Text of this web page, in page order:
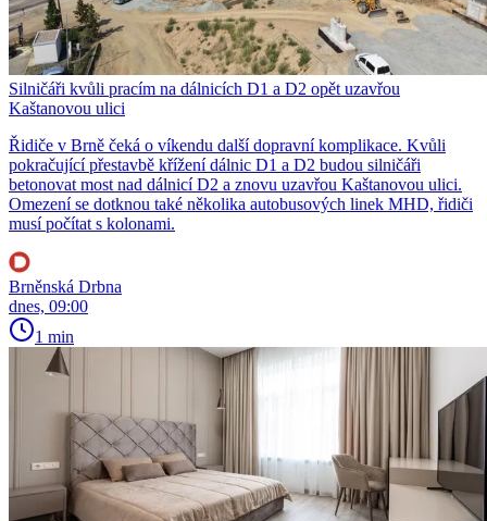
Silničáři kvůli pracím na dálnicích D1 a D2 opět uzavřou
Kaštanovou ulici
Řidiče v Brně čeká o víkendu další dopravní komplikace. Kvůli
pokračující přestavbě křížení dálnic D1 a D2 budou silničáři
betonovat most nad dálnicí D2 a znovu uzavřou Kaštanovou ulici.
Omezení se dotknou také několika autobusových linek MHD, řidiči
musí počítat s kolonami.
Brněnská Drbna
dnes, 09:00
1 min